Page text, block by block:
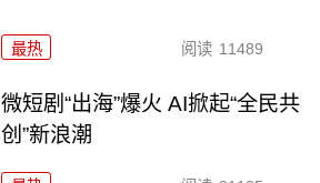
最热 阅读 11489
微短剧“出海”爆火 AI掀起“全民共
创”新浪潮